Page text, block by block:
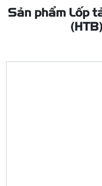
Sản phẩm Lốp